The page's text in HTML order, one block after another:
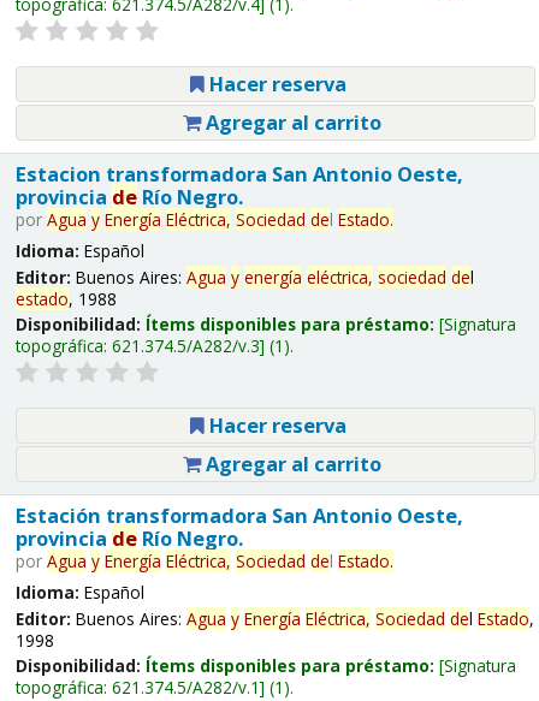
Hacer reserva
Agregar al carrito
Estacion transformadora San Antonio Oeste,
provincia deRío Negro.
por Agua y Energía Eléctrica, Sociedad del Estado.
Idioma: Español
Editor: Buenos Aires: Agua y energía eléctrica, sociedad del
estado, 1988
Disponibilidad: Ítems disponibles para préstamo: Signatura
topográfica: 621.374.5/A282/v.3 (1).
Hacer reserva
Agregar al carrito
Estación transformadora San Antonio Oeste,
provincia deRío Negro.
por Agua y Energía Eléctrica, Sociedad del Estado.
Idioma: Español
Editor: Buenos Aires: Agua y Energía Eléctrica, Sociedad del Estado,
1998
Disponibilidad: Ítems disponibles para préstamo: Signatura
topográfica: 621.374.5/A282/v.1 (1).